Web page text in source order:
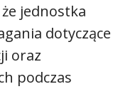
jednostka
dotyczące
oraz
podczas